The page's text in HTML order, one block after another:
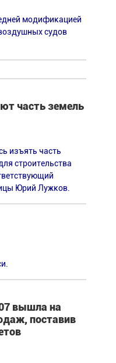
модификацией
судов
часть земель
изъять часть
строительства
Юрий Лужков.
вышла на
поставив